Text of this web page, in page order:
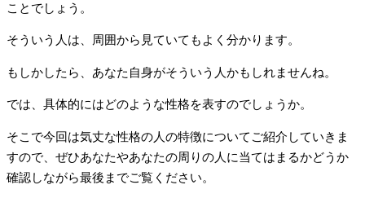
ことでしょう。
そういう人は、周囲から見ていてもよく分かります。
もしかしたら、あなた自身がそういう人かもしれませんね。
では、具体的にはどのような性格を表すのでしょうか。
そこで今回は気丈な性格の人の特徴についてご紹介していきま
すので、ぜひあなたやあなたの周りの人に当てはまるかどうか
確認しながら最後までご覧ください。